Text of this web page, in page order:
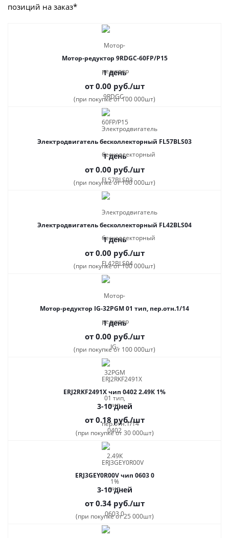
позиций на заказ*
Мотор-редуктор 9RDGC-60FP/P15
1 день
от 0.00 руб./шт
(при покупке от 100 000шт)
Электродвигатель бесколлекторный FL57BLS03
1 день
от 0.00 руб./шт
(при покупке от 100 000шт)
Электродвигатель бесколлекторный FL42BLS04
1 день
от 0.00 руб./шт
(при покупке от 100 000шт)
Мотор-редуктор IG-32PGM 01 тип, пер.отн.1/14
1 день
от 0.00 руб./шт
(при покупке от 100 000шт)
ERJ2RKF2491X чип 0402 2.49К 1%
3-10 дней
от 0.18 руб./шт
(при покупке от 30 000шт)
ERJ3GEY0R00V чип 0603 0
3-10 дней
от 0.34 руб./шт
(при покупке от 25 000шт)